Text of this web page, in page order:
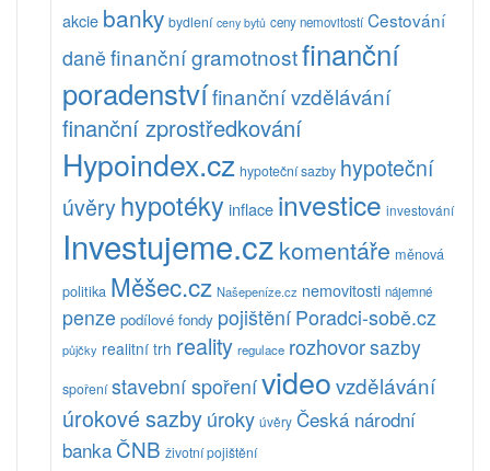
akcie banky bydlení ceny bytů ceny nemovitostí Cestování
daněfinanční gramotnostfinanční
poradenstvífinanční vzdělávání
finanční zprostředkování
Hypoindex.cz hypoteční sazby hypoteční
úvěryhypotéky inflace investice investování
Investujeme.czkomentáře měnová
politika Měšec.cz Našepeníze.cz nemovitosti nájemné
penze podílové fondy pojištěníPoradci-sobě.cz
půjčky realitní trh reality regulace rozhovorsazby
spoření stavební spořenívideovzdělávání
úrokové sazbyúroky úvěry Česká národní
banka ČNB životní pojištění